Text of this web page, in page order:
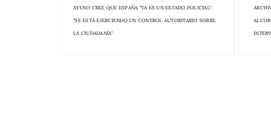
AYUSO CREE QUE ESPAÑA "YA ES UN ESTADO POLICIAL":
"SE ESTÁ EJERCIENDO UN CONTROL AUTORITARIO SOBRE
LA CIUDADANÍA"